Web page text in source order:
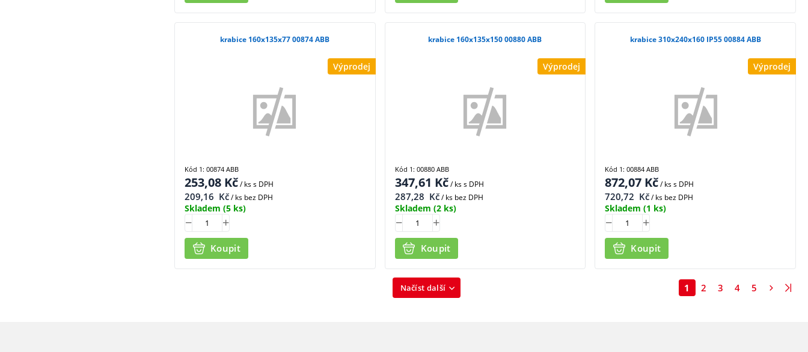
Výprodej
krabice 160x135x77 00874 ABB
253,08 Kč/ kss DPH
209,16 Kč/ ks bez DPH
Skladem (5 ks)
Koupit
Kód 1: 00874 ABB
Výprodej
krabice 160x135x150 00880 ABB
347,61 Kč/ kss DPH
287,28 Kč/ ks bez DPH
Skladem (2 ks)
Koupit
Kód 1: 00880 ABB
Výprodej
krabice 310x240x160 IP55 00884 ABB
872,07 Kč/ kss DPH
720,72 Kč/ ks bez DPH
Skladem (1 ks)
Koupit
Kód 1: 00884 ABB
Načíst další 1 2 3 4 5